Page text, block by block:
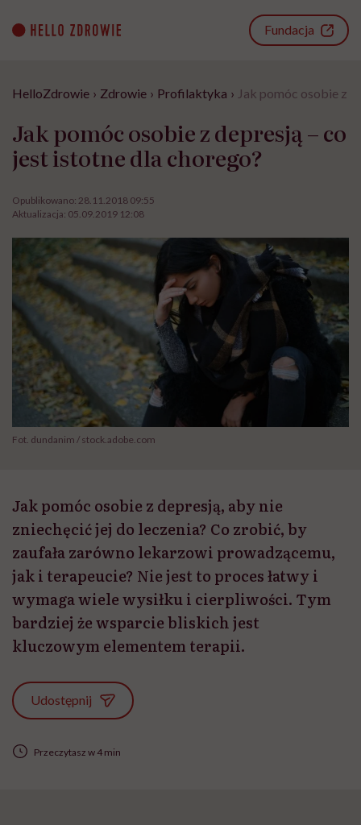
content
Fundacja
HelloZdrowie › Zdrowie › Profilaktyka › Jak pomóc osobie z
Jak pomóc osobie z depresją – co
jest istotne dla chorego?
Opublikowano: 28.11.2018 09:55
Aktualizacja: 05.09.2019 12:08
Fot. dundanim / stock.adobe.com
Jak pomóc osobie z depresją, aby nie
zniechęcić jej do leczenia? Co zrobić, by
zaufała zarówno lekarzowi prowadzącemu,
jak i terapeucie? Nie jest to proces łatwy i
wymaga wiele wysiłku i cierpliwości. Tym
bardziej że wsparcie bliskich jest
kluczowym elementem terapii.
Udostępnij
Przeczytasz w 4 min